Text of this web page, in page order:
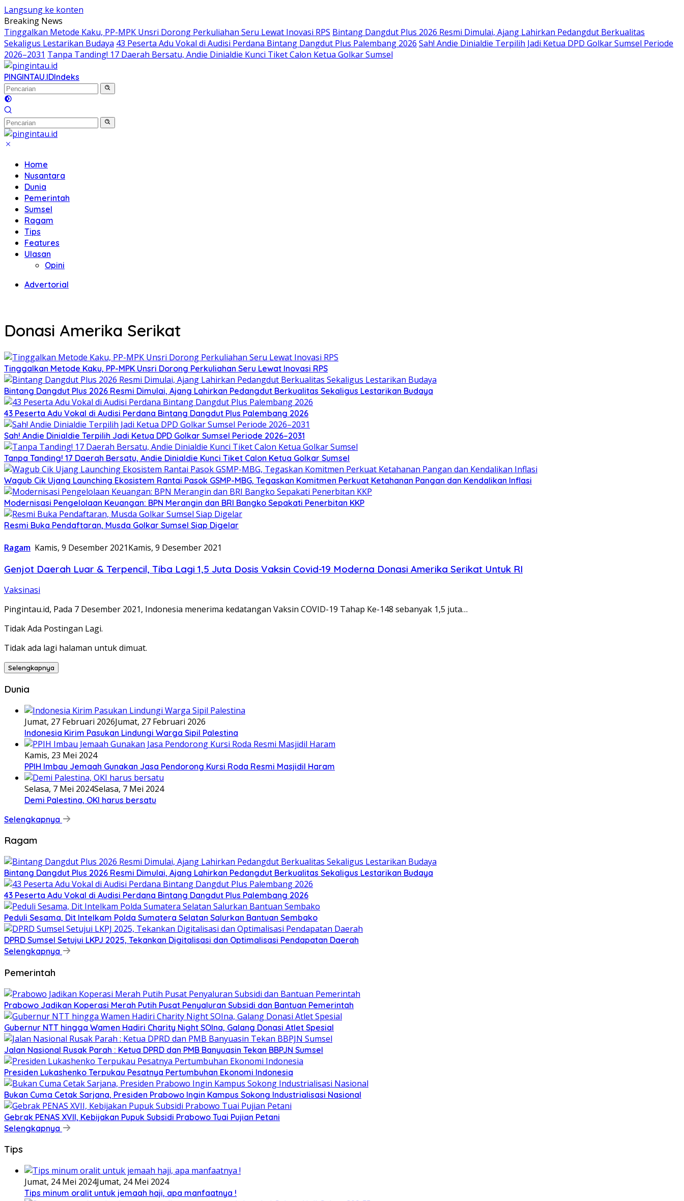
Langsung ke konten
Breaking News
Tinggalkan Metode Kaku, PP-MPK Unsri Dorong Perkuliahan Seru Lewat Inovasi RPS Bintang Dangdut Plus 2026 Resmi Dimulai, Ajang Lahirkan Pedangdut Berkualitas
Sekaligus Lestarikan Budaya 43 Peserta Adu Vokal di Audisi Perdana Bintang Dangdut Plus Palembang 2026 Sah! Andie Dinialdie Terpilih Jadi Ketua DPD Golkar Sumsel Periode
2026–2031 Tanpa Tanding! 17 Daerah Bersatu, Andie Dinialdie Kunci Tiket Calon Ketua Golkar Sumsel
PINGINTAU.IDIndeks
Home
Nusantara
Dunia
Pemerintah
Sumsel
Ragam
Tips
Features
Ulasan
Opini
Advertorial
Donasi Amerika Serikat
Tinggalkan Metode Kaku, PP-MPK Unsri Dorong Perkuliahan Seru Lewat Inovasi RPS
Bintang Dangdut Plus 2026 Resmi Dimulai, Ajang Lahirkan Pedangdut Berkualitas Sekaligus Lestarikan Budaya
43 Peserta Adu Vokal di Audisi Perdana Bintang Dangdut Plus Palembang 2026
Sah! Andie Dinialdie Terpilih Jadi Ketua DPD Golkar Sumsel Periode 2026–2031
Tanpa Tanding! 17 Daerah Bersatu, Andie Dinialdie Kunci Tiket Calon Ketua Golkar Sumsel
Wagub Cik Ujang Launching Ekosistem Rantai Pasok GSMP-MBG, Tegaskan Komitmen Perkuat Ketahanan Pangan dan Kendalikan Inflasi
Modernisasi Pengelolaan Keuangan: BPN Merangin dan BRI Bangko Sepakati Penerbitan KKP
Resmi Buka Pendaftaran, Musda Golkar Sumsel Siap Digelar
Ragam Kamis, 9 Desember 2021Kamis, 9 Desember 2021
Genjot Daerah Luar & Terpencil, Tiba Lagi 1,5 Juta Dosis Vaksin Covid-19 Moderna Donasi Amerika Serikat Untuk RI
Vaksinasi
Pingintau.id, Pada 7 Desember 2021, Indonesia menerima kedatangan Vaksin COVID-19 Tahap Ke-148 sebanyak 1,5 juta…
Tidak Ada Postingan Lagi.
Tidak ada lagi halaman untuk dimuat.
Selengkapnya
Dunia
Jumat, 27 Februari 2026Jumat, 27 Februari 2026
Indonesia Kirim Pasukan Lindungi Warga Sipil Palestina
Kamis, 23 Mei 2024
PPIH Imbau Jemaah Gunakan Jasa Pendorong Kursi Roda Resmi Masjidil Haram
Selasa, 7 Mei 2024Selasa, 7 Mei 2024
Demi Palestina, OKI harus bersatu
Selengkapnya
Ragam
Bintang Dangdut Plus 2026 Resmi Dimulai, Ajang Lahirkan Pedangdut Berkualitas Sekaligus Lestarikan Budaya
43 Peserta Adu Vokal di Audisi Perdana Bintang Dangdut Plus Palembang 2026
Peduli Sesama, Dit Intelkam Polda Sumatera Selatan Salurkan Bantuan Sembako
DPRD Sumsel Setujui LKPJ 2025, Tekankan Digitalisasi dan Optimalisasi Pendapatan Daerah
Selengkapnya
Pemerintah
Prabowo Jadikan Koperasi Merah Putih Pusat Penyaluran Subsidi dan Bantuan Pemerintah
Gubernur NTT hingga Wamen Hadiri Charity Night SOIna, Galang Donasi Atlet Spesial
Jalan Nasional Rusak Parah : Ketua DPRD dan PMB Banyuasin Tekan BBPJN Sumsel
Presiden Lukashenko Terpukau Pesatnya Pertumbuhan Ekonomi Indonesia
Bukan Cuma Cetak Sarjana, Presiden Prabowo Ingin Kampus Sokong Industrialisasi Nasional
Gebrak PENAS XVII, Kebijakan Pupuk Subsidi Prabowo Tuai Pujian Petani
Selengkapnya
Tips
Jumat, 24 Mei 2024Jumat, 24 Mei 2024
Tips minum oralit untuk jemaah haji, apa manfaatnya !